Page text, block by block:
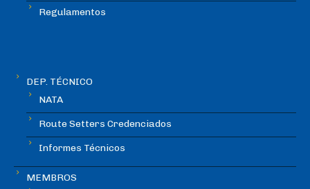
Regulamentos
DEP. TÉCNICO
NATA
Route Setters Credenciados
Informes Técnicos
MEMBROS